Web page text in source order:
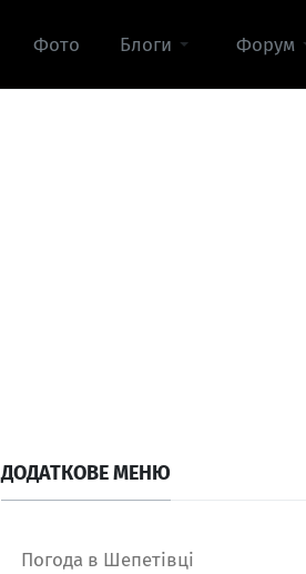
Фото Блоги Форум
ДОДАТКОВЕ МЕНЮ
Погода в Шепетівці